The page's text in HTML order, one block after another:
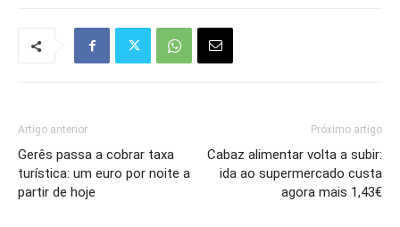
Artigo anterior
Gerês passa a cobrar taxa
turística: um euro por noite a
partir de hoje
Próximo artigo
Cabaz alimentar volta a subir:
ida ao supermercado custa
agora mais 1,43€